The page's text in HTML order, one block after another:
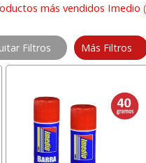
más vendidos Imedio (
Filtros Más Filtros
Gio
Folio
arcón
Pizarra
Magnética